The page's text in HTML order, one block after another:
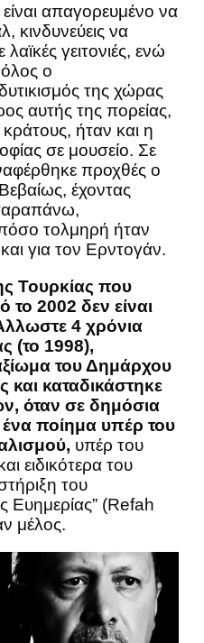
απαγορευμένο να
κινδυνεύεις να
γειτονιές, ενώ
ο
της χώρας
αυτής της πορείας,
ήταν και η
σε μουσείο. Σε
προχθές ο
έχοντας
πόσο τολμηρή ήταν
για τον Ερντογάν.
Τουρκίας που
το 2002 δεν είναι
4 χρόνια
(το 1998),
του Δημάρχου
καταδικάστηκε
όταν σε δημόσια
ένα ποίημα υπέρ του
υπέρ του
ειδικότερα του
του
Ευημερίας” (Refah
μέλος.